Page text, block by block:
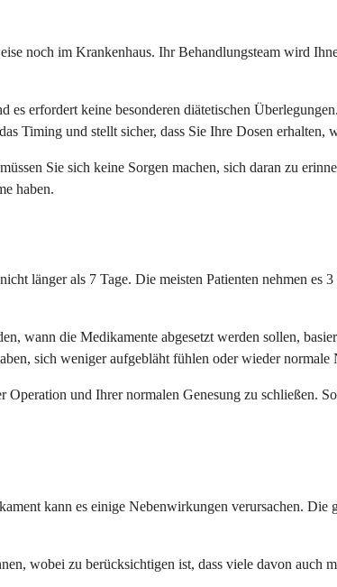
noch im Krankenhaus. Ihr Behandlungsteam wird
es erfordert keine besonderen diätetischen
Timing und stellt sicher, dass Sie Ihre Dosen erhalten,
Sie sich keine Sorgen machen, sich daran zu
haben.
länger als 7 Tage. Die meisten Patienten nehmen es
wann die Medikamente abgesetzt werden sollen,
sich weniger aufgebläht fühlen oder wieder
und Ihrer normalen Genesung zu schließen.
kann es einige Nebenwirkungen verursachen.
wobei zu berücksichtigen ist, dass viele davon auch